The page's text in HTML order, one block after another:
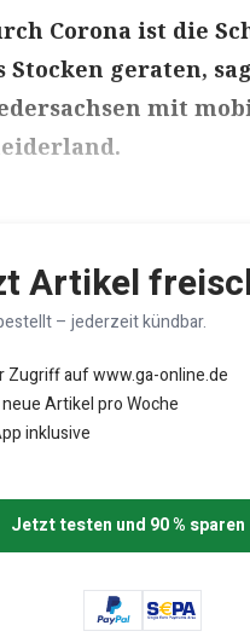
Corona ist die
Stocken geraten,
mit
Artikel
– jederzeit kündbar.
Zugriff auf www.ga-online.de
Artikel pro Woche
inklusive
Jetzt testen und 90 % sparen